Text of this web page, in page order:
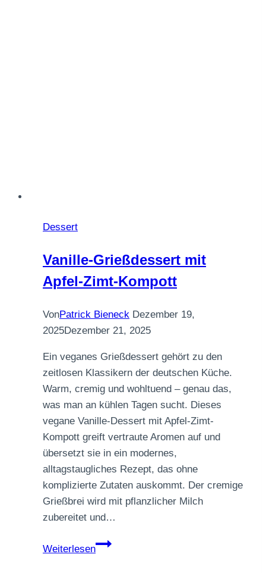
Dessert
Vanille-Grießdessert mit
Apfel-Zimt-Kompott
VonPatrick Bieneck Dezember 19,
2025Dezember 21, 2025
Ein veganes Grießdessert gehört zu den
zeitlosen Klassikern der deutschen Küche.
Warm, cremig und wohltuend – genau das,
was man an kühlen Tagen sucht. Dieses
vegane Vanille-Dessert mit Apfel-Zimt-
Kompott greift vertraute Aromen auf und
übersetzt sie in ein modernes,
alltagstaugliches Rezept, das ohne
komplizierte Zutaten auskommt. Der cremige
Grießbrei wird mit pflanzlicher Milch
zubereitet und…
Weiterlesen
Vanille-